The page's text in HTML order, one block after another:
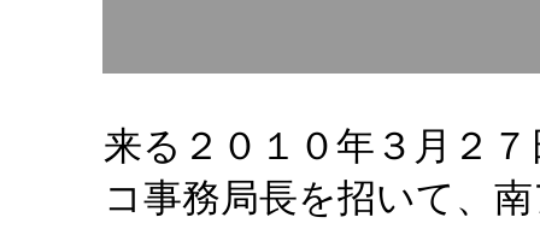
来る２０１０年３月２
コ事務局長を招いて、